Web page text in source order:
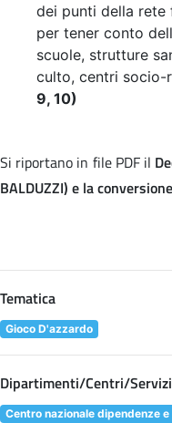
dei punti della
per tener conto
scuole, strutture
culto, centri
9, 10)
Si riportano in file PDF il
BALDUZZI) e la
Tematica
Gioco D'azzardo
Dipartimenti/Centri/Servizi
Centro nazionale dipendenze